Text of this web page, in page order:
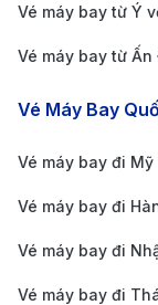
và hãng
ý nhất.
chăm sóc
sàng hỗ trợ
lịch trình
Vé máy bay từ Ý
Vé máy bay từ Ấn
Vé Máy Bay
Vé máy bay đi Mỹ
Vé máy bay đi
Vé máy bay đi
Vé máy bay đi